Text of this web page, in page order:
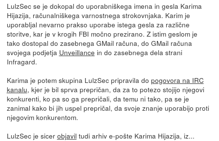
LulzSec se je dokopal do uporabniškega imena in gesla Karima
Hijazija, računalniškega varnostnega strokovnjaka. Karim je
uporabljal nevarno prakso uporabe istega gesla za različne
storitve, kar je v krogih FBI močno prezirano. Z istim geslom je
tako dostopal do zasebnega GMail računa, do GMail računa
svojega podjetja Unveillance in do zasebnega dela strani
Infragard.
Karima je potem skupina LulzSec pripravila do pogovora na IRC
kanalu, kjer je bil sprva prepričan, da za to potezo stojijo njegovi
konkurenti, ko pa so ga prepričali, da temu ni tako, pa se je
zanimal kako bi jih uspel prepričal, da svoje znanje uporabijo proti
njegovim konkurentom.
LulzSec je sicer objavil tudi arhiv e-pošte Karima Hijazija, iz...